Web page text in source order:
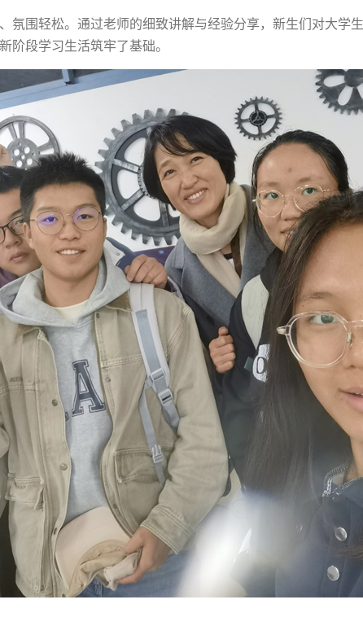
氛围轻松。通过老师的细致讲解与经验分享，新生们对大学
阶段学习生活筑牢了基础。